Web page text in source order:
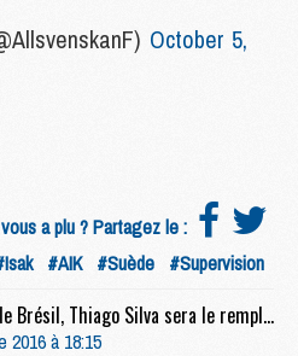
October 5,
a plu ? Partagez le :
#AIK #Suède #Supervision
Sélections : Avec le Brésil, Thiago Silva sera le remplaçant de Marquinhos
2016 à 18:15